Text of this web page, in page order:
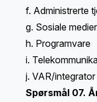
f. Administrerte
g. Sosiale medier
h. Programvare
i.
j. VAR/integrator
Spørsmål 07.